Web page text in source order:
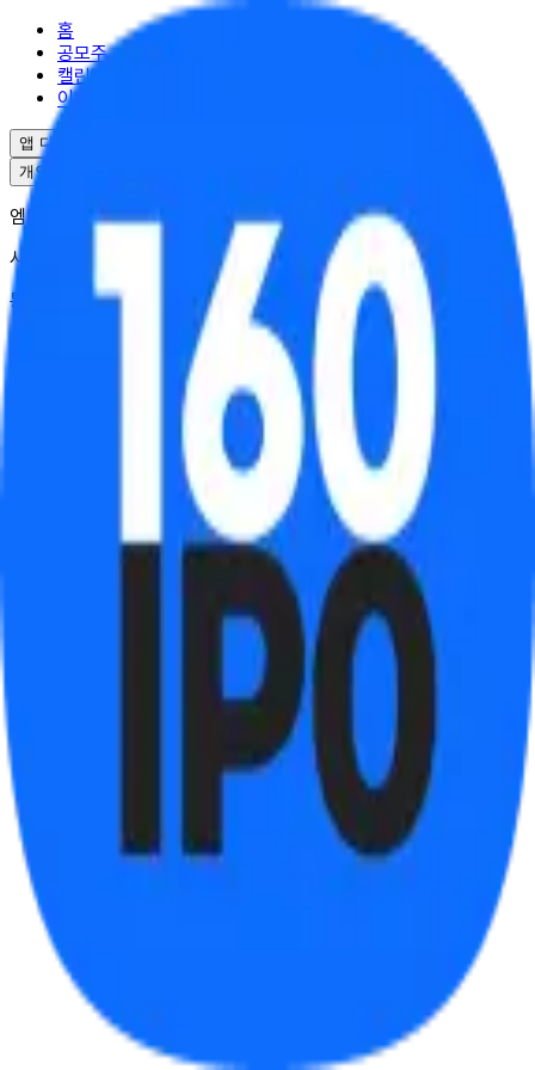
홈
공모주
캘린더
이벤트
앱 다운로드
개인정보처리방침
엠엘투자자문(주) | 대표 윤도선
사업자등록번호 : 341-88-02703
통신판매업 : 2025-서울강남-04995
서울특별시 강남구 역삼로17길 10
대표번호 : 02-6949-0045
© ML Investment Advisory Co.,Ltd. All Rights Reserved.